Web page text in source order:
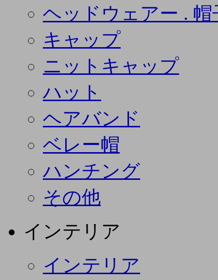
ヘッドウェアー . 帽
キャップ
ニットキャップ
ハット
ヘアバンド
ベレー帽
ハンチング
その他
インテリア
インテリア